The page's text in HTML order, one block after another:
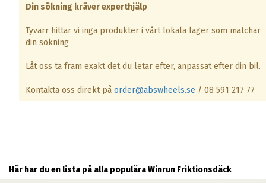
Din sökning kräver experthjälp
Tyvärr hittar vi inga produkter i vårt lokala lager som matchar
din sökning
Låt oss ta fram exakt det du letar efter, anpassat efter din bil.
Kontakta oss direkt påorder@abswheels.se / 08 591 217 77
Här har du en lista på alla populära Winrun Friktionsdäck